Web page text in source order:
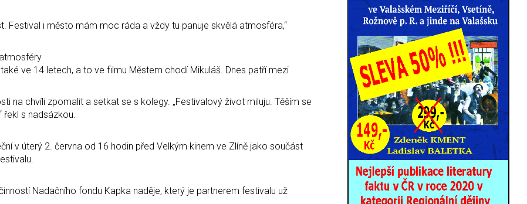
Festival i město mám moc ráda a vždy tu panuje skvělá atmosféra,“
ve 14 letech, a to ve filmu Městem chodí Mikuláš. Dnes patří mezi
na chvíli zpomalit a setkat se s kolegy. „Festivalový život miluju. Těším se
s nadsázkou.
v úterý 2. června od 16 hodin před Velkým kinem ve Zlíně jako součást
Nadačního fondu Kapka naděje, který je partnerem festivalu už